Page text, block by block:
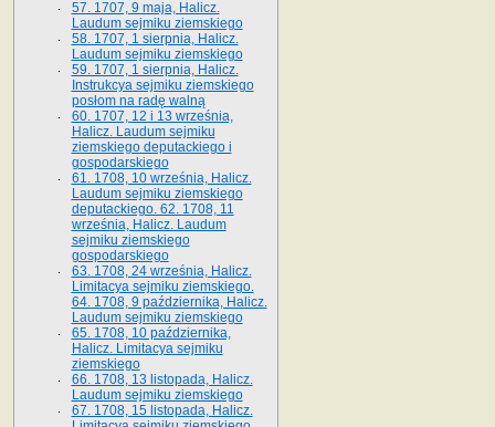
57. 1707, 9 maja, Halicz.
Laudum sejmiku ziemskiego
58. 1707, 1 sierpnia, Halicz.
Laudum sejmiku ziemskiego
59. 1707, 1 sierpnia, Halicz.
Instrukcya sejmiku ziemskiego
posłom na radę walną
60. 1707, 12 i 13 września,
Halicz. Laudum sejmiku
ziemskiego deputackiego i
gospodarskiego
61. 1708, 10 września, Halicz.
Laudum sejmiku ziemskiego
deputackiego. 62. 1708, 11
września, Halicz. Laudum
sejmiku ziemskiego
gospodarskiego
63. 1708, 24 września, Halicz.
Limitacya sejmiku ziemskiego.
64. 1708, 9 października, Halicz.
Laudum sejmiku ziemskiego
65­. 1708, 10 października,
Halicz. Limitacya sejmiku
ziemskiego
66. 1708, 13 listopada, Halicz.
Laudum sejmiku ziemskiego
67. 1708, 15 listopada, Halicz.